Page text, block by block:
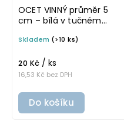
OCET VINNÝ průměr 5
cm – bílá v tučném
samolepka na
Skladem (>10 ks)
16,53 Kč bez DPH
20 Kč / ks
Do košíku